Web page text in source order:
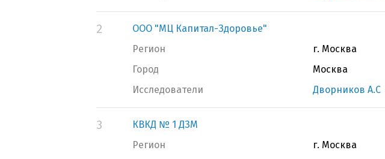
2
ООО "МЦ Капитал-Здоровье"
Регион
г. Москва
Город
Москва
Исследователи
Дворников А.С
3
КВКД № 1 ДЗМ
Регион
г. Москва